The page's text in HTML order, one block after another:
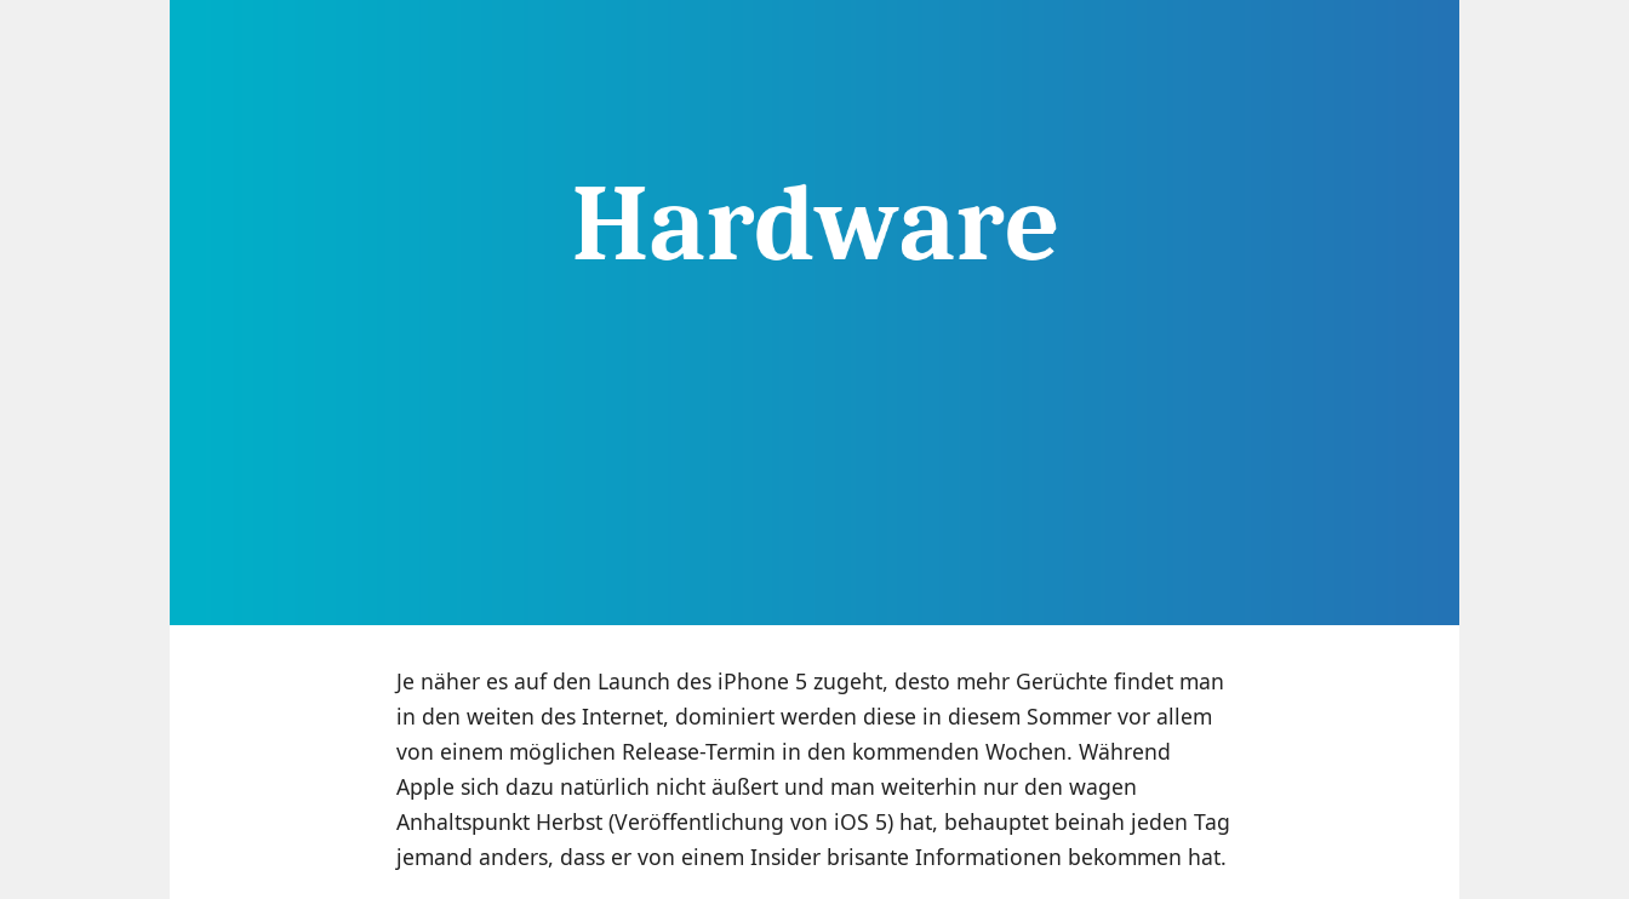
Je näher es auf den Launch des iPhone 5 zugeht, desto mehr Gerüchte findet man
in den weiten des Internet, dominiert werden diese in diesem Sommer vor allem
von einem möglichen Release-Termin in den kommenden Wochen. Während
Apple sich dazu natürlich nicht äußert und man weiterhin nur den wagen
Anhaltspunkt Herbst (Veröffentlichung von iOS 5) hat, behauptet beinah jeden Tag
jemand anders, dass er von einem Insider brisante Informationen bekommen hat.